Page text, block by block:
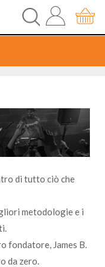
di tutto ciò che
metodologie e i
fondatore, James B.
da zero.